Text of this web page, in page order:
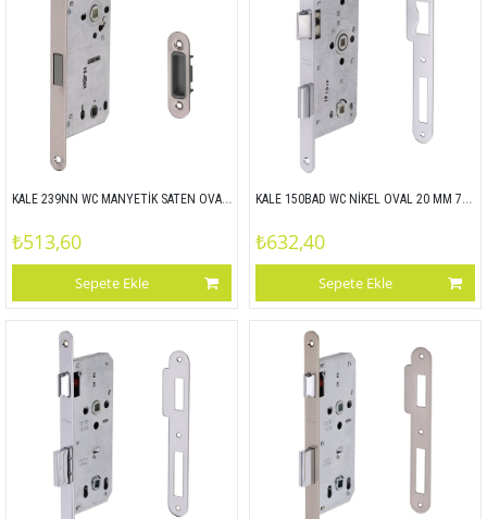
KALE 239NN WC MANYETİK SATEN OVAL 18 MM 96x50
₺513,60
Sepete Ekle
KALE 150BAD WC NİKEL OVAL 20 MM 78x55
₺632,40
Sepete Ekle